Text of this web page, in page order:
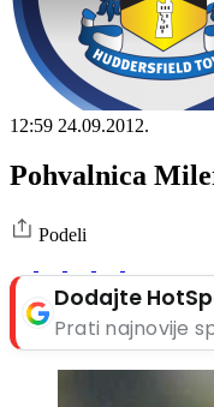
12:59 24.09.2012.
Pohvalnica
Podeli
Dodajte
Prati najnovije